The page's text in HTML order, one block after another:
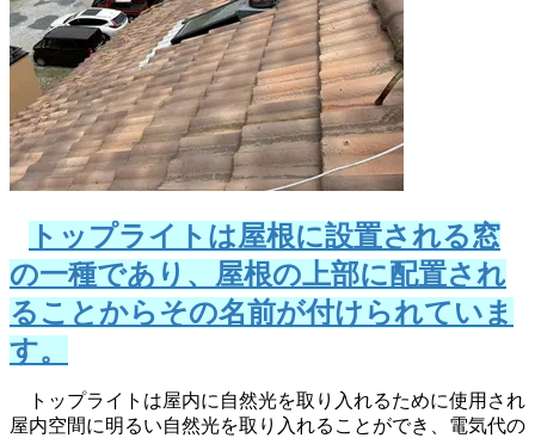
トップライトは屋根に設置される窓
の一種であり、屋根の上部に配置され
ることからその名前が付けられていま
す。
トップライトは屋内に自然光を取り入れるために使用され
屋内空間に明るい自然光を取り入れることができ、電気代の